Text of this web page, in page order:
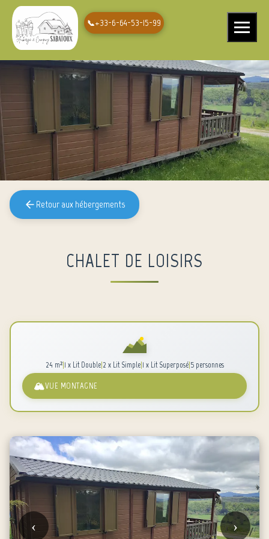
Ouvrir le
+33-6-64-53-15-99
Retour aux hébergements
CHALET DE LOISIRS
24 m²|1 x Lit Double|2 x Lit Simple|1 x Lit Superposé|5 personnes
VUE MONTAGNE
‹ ›